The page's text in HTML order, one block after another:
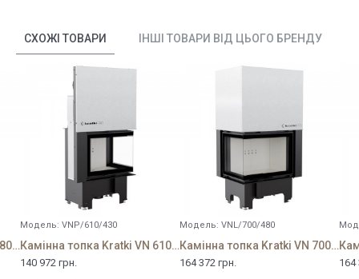
СХОЖІ ТОВАРИ ІНШІ ТОВАРИ ВІД ЦЬОГО БРЕНДУ
Камінна топка Kratki VN 480/480 права BS з гільйотиною
Модель: VNP/610/430
Камінна топка Kratki VN 610/430 права BS з гільйотиною
140 972 грн.
Модель: VNL/700/480
Камінна топка Kratki VN 700/480 ліва BS з гільйотиною
164 372 грн. 164